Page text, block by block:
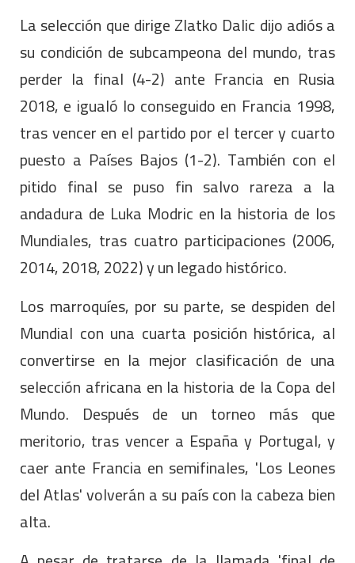
La selección que dirige Zlatko Dalic dijo adiós a
su condición de subcampeona del mundo, tras
perder la final (4-2) ante Francia en Rusia
2018, e igualó lo conseguido en Francia 1998,
tras vencer en el partido por el tercer y cuarto
puesto a Países Bajos (1-2). También con el
pitido final se puso fin salvo rareza a la
andadura de Luka Modric en la historia de los
Mundiales, tras cuatro participaciones (2006,
2014, 2018, 2022) y un legado histórico.
Los marroquíes, por su parte, se despiden del
Mundial con una cuarta posición histórica, al
convertirse en la mejor clasificación de una
selección africana en la historia de la Copa del
Mundo. Después de un torneo más que
meritorio, tras vencer a España y Portugal, y
caer ante Francia en semifinales, 'Los Leones
del Atlas' volverán a su país con la cabeza bien
alta.